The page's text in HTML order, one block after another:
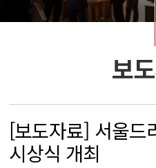
보
[보도자료] 서울드
시상식 개최